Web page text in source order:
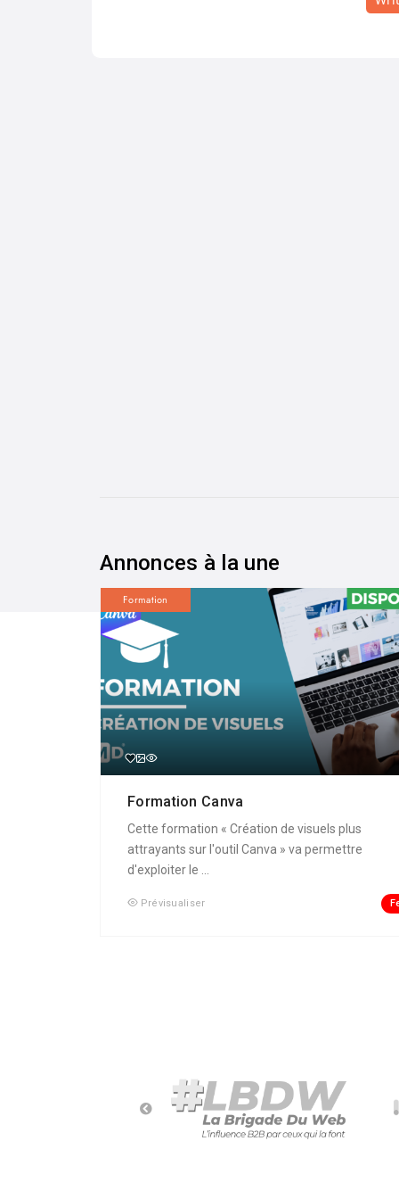
Annonces à la une
Formation
Formation Canva
Cette formation « Création de visuels plus
attrayants sur l'outil Canva » va permettre
d'exploiter le ...
Prévisualiser